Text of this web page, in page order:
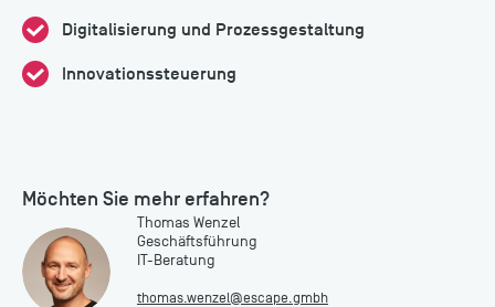
Digitalisierung und Prozessgestaltung
Innovationssteuerung
Möchten Sie mehr erfahren?
Thomas Wenzel
Geschäftsführung
IT-Beratung
thomas.wenzel@escape.gmbh